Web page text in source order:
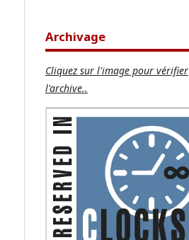
Archivage
Cliquez sur l'image pour vérifier
l'archive..